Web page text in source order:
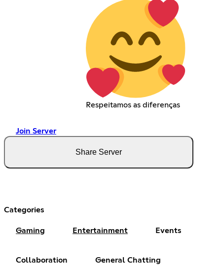
Respeitamos as diferenças
Join Server
Share Server
Categories
Gaming Entertainment Events
Collaboration General Chatting